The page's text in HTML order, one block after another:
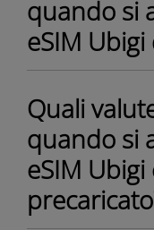
quando si
eSIM
Quali
quando si
eSIM